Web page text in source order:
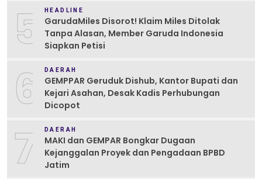
5 HEADLINE
GarudaMiles Disorot! Klaim Miles Ditolak
Tanpa Alasan, Member Garuda Indonesia
Siapkan Petisi
6 DAERAH
GEMPPAR Geruduk Dishub, Kantor Bupati dan
Kejari Asahan, Desak Kadis Perhubungan
Dicopot
7 DAERAH
MAKI dan GEMPAR Bongkar Dugaan
Kejanggalan Proyek dan Pengadaan BPBD
Jatim